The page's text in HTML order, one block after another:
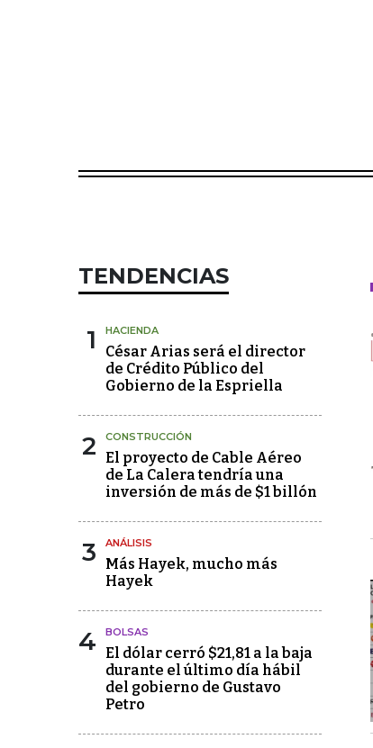
TENDENCIAS
1 HACIENDA
César Arias será el director
de Crédito Público del
Gobierno de la Espriella
2 CONSTRUCCIÓN
El proyecto de Cable Aéreo
de La Calera tendría una
inversión de más de $1 billón
3 ANÁLISIS
Más Hayek, mucho más
Hayek
4 BOLSAS
El dólar cerró $21,81 a la baja
durante el último día hábil
del gobierno de Gustavo
Petro